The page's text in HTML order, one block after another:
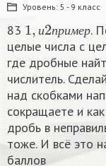
Уровень: 5 - 9 класс
83 и пр имер
1 2
.
целые числа с
где дробные
числитель.
над скобками
сокращаете и
дробь в
тоже. И всё это
баллов